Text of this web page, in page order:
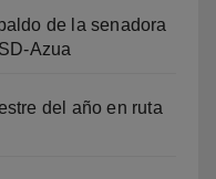
de la senadora
Azua
del año en ruta